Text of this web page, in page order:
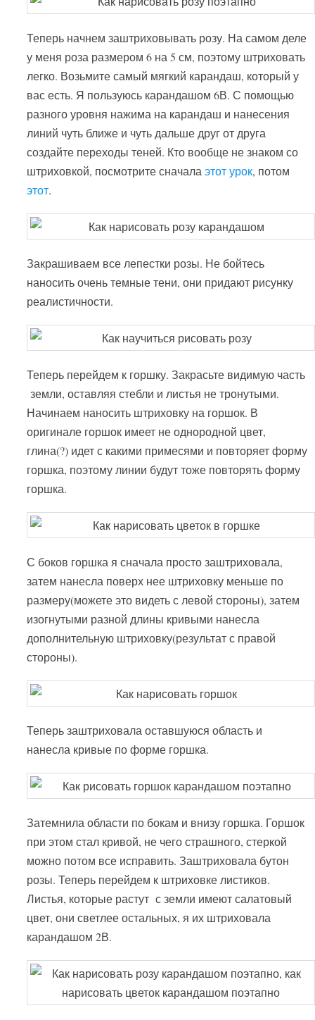
Теперь начнем заштриховывать розу. На самом деле
у меня роза размером 6 на 5 см, поэтому штриховать
легко. Возьмите самый мягкий карандаш, который у
вас есть. Я пользуюсь карандашом 6В. С помощью
разного уровня нажима на карандаш и нанесения
линий чуть ближе и чуть дальше друг от друга
создайте переходы теней. Кто вообще не знаком со
штриховкой, посмотрите сначала этот урок, потом
этот.
Закрашиваем все лепестки розы. Не бойтесь
наносить очень темные тени, они придают рисунку
реалистичности.
Теперь перейдем к горшку. Закрасьте видимую часть
земли, оставляя стебли и листья не тронутыми.
Начинаем наносить штриховку на горшок. В
оригинале горшок имеет не однородной цвет,
глина(?) идет с какими примесями и повторяет форму
горшка, поэтому линии будут тоже повторять форму
горшка.
С боков горшка я сначала просто заштриховала,
затем нанесла поверх нее штриховку меньше по
размеру(можете это видеть с левой стороны), затем
изогнутыми разной длины кривыми нанесла
дополнительную штриховку(результат с правой
стороны).
Теперь заштриховала оставшуюся область и
нанесла кривые по форме горшка.
Затемнила области по бокам и внизу горшка. Горшок
при этом стал кривой, не чего страшного, стеркой
можно потом все исправить. Заштриховала бутон
розы. Теперь перейдем к штриховке листиков.
Листья, которые растут с земли имеют салатовый
цвет, они светлее остальных, я их штриховала
карандашом 2В.